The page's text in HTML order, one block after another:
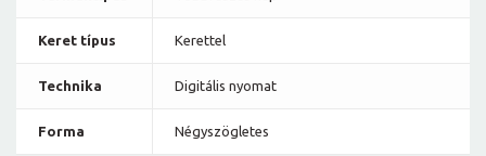
Keret típus Kerettel
Technika Digitális nyomat
Forma Négyszögletes